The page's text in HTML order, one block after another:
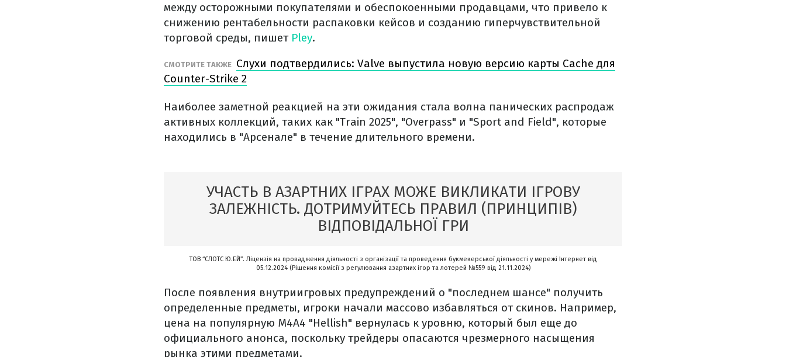
между осторожными покупателями и обеспокоенными продавцами, что привело к
снижению рентабельности распаковки кейсов и созданию гиперчувствительной
торговой среды, пишет Pley.
СМОТРИТЕ ТАКЖЕ Слухи подтвердились: Valve выпустила новую версию карты Cache для
Counter-Strike 2
Наиболее заметной реакцией на эти ожидания стала волна панических распродаж
активных коллекций, таких как "Train 2025", "Overpass" и "Sport and Field", которые
находились в "Арсенале" в течение длительного времени.
УЧАСТЬ В АЗАРТНИХ ІГРАХ МОЖЕ ВИКЛИКАТИ ІГРОВУ
ЗАЛЕЖНІСТЬ. ДОТРИМУЙТЕСЬ ПРАВИЛ (ПРИНЦИПІВ)
ВІДПОВІДАЛЬНОЇ ГРИ
ТОВ “СЛОТС Ю.ЕЙ”. Ліцензія на провадження діяльності з організації та проведення букмекерської діяльності у мережі Інтернет від
05.12.2024 (Рішення комісії з регулювання азартних ігор та лотерей №559 від 21.11.2024)
После появления внутриигровых предупреждений о "последнем шансе" получить
определенные предметы, игроки начали массово избавляться от скинов. Например,
цена на популярную M4A4 "Hellish" вернулась к уровню, который был еще до
официального анонса, поскольку трейдеры опасаются чрезмерного насыщения
рынка этими предметами.